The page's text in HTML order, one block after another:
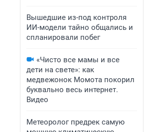
Вышедшие из-под контроля
ИИ-модели тайно общались и
спланировали побег
«Чисто все мамы и все
дети на свете»: как
медвежонок Момота покорил
буквально весь интернет.
Видео
Метеоролог предрек самую